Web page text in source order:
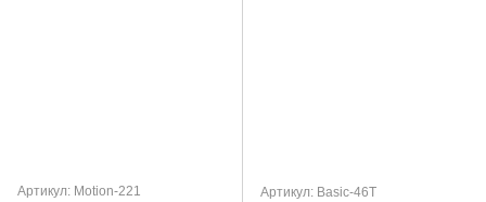
Артикул: Motion-221 Артикул: Basic-46T